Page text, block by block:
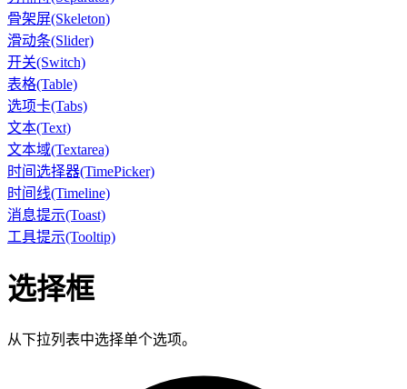
骨架屏(Skeleton)
滑动条(Slider)
开关(Switch)
表格(Table)
选项卡(Tabs)
文本(Text)
文本域(Textarea)
时间选择器(TimePicker)
时间线(Timeline)
消息提示(Toast)
工具提示(Tooltip)
选择框
从下拉列表中选择单个选项。